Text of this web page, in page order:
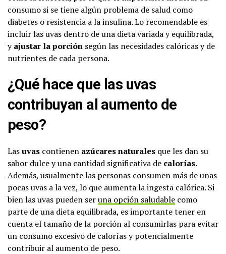
consumo si se tiene algún problema de salud como
diabetes o resistencia a la insulina. Lo recomendable es
incluir las uvas dentro de una dieta variada y equilibrada,
yajustar la porción según las necesidades calóricas y de
nutrientes de cada persona.
¿Qué hace que las uvas
contribuyan al aumento de
peso?
Lasuvas contienen azúcares naturales que les dan su
sabor dulce y una cantidad significativa de calorías.
Además, usualmente las personas consumen más de unas
pocas uvas a la vez, lo que aumenta la ingesta calórica. Si
bien las uvas pueden seruna opción saludable como
parte de una dieta equilibrada, es importante tener en
cuenta el tamaño de la porción al consumirlas para evitar
un consumo excesivo de calorías y potencialmente
contribuir al aumento de peso.